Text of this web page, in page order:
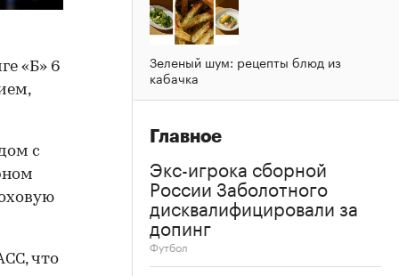
«Б» 6
с
что
Зеленый шум: рецепты блюд из
кабачка
Главное
Экс-игрока сборной
России Заболотного
дисквалифицировали за
допинг
Футбол